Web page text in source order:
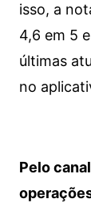
isso, a
4,6 em 5
últimas
no
Pelo